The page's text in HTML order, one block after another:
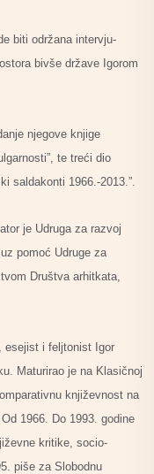
biti održana intervju-
bivše države Igorom
njegove knjige
te treći dio
saldakonti 1966.-2013.”.
je Udruga za razvoj
pomoć Udruge za
Društva arhitkata,
esejist i feljtonist Igor
Maturirao je na Klasičnoj
književnost na
1966. Do 1993. godine
kritike, socio-
piše za Slobodnu